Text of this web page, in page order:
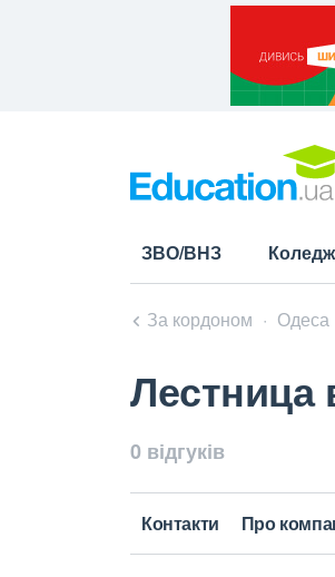
ЗВО/ВНЗ
За кордоном Одеса
Лестница
0 відгуків
Контакти Про